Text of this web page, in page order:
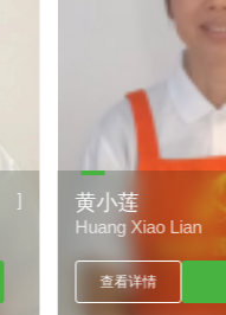
] 黄小莲
Huang Xiao Lian
查看详情